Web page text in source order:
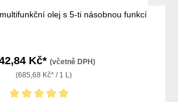
olej s 5-ti násobnou funkcí
Kč* (včetně DPH)
(685,68 Kč* / 1 L)